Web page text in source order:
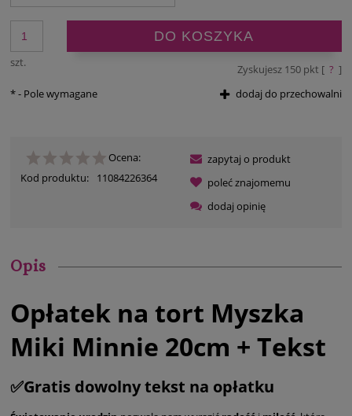
szt.
DO KOSZYKA
Zyskujesz 150pkt [ ? ]
dodaj do przechowalni
*- Pole wymagane
Ocena:
Kod produktu:
11084226364
zapytaj o produkt
poleć znajomemu
dodaj opinię
Opis
Opłatek na tort Myszka
Miki Minnie 20cm + Tekst
✅Gratis dowolny tekst na opłatku